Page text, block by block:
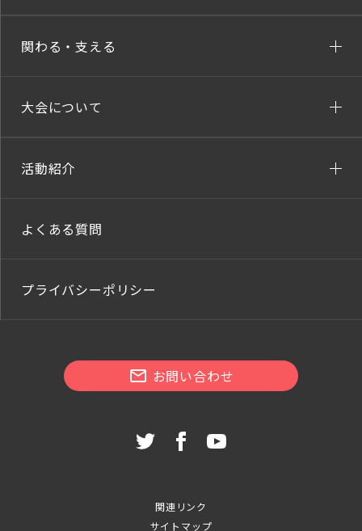
関わる・支える
大会について
活動紹介
よくある質問
プライバシーポリシー
お問い合わせ
関連リンク
サイトマップ